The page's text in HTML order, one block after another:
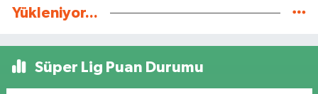
Yükleniyor...
Süper Lig Puan Durumu